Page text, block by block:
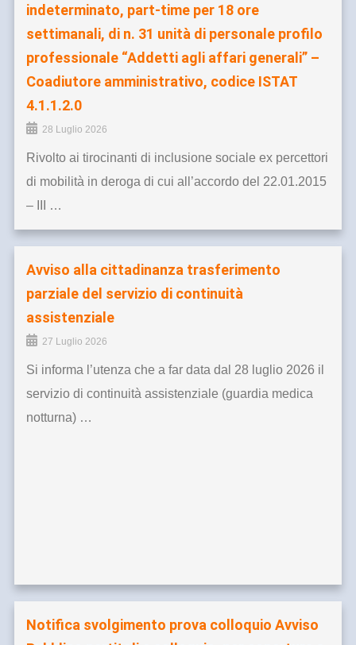
indeterminato, part-time per 18 ore
settimanali, di n. 31 unità di personale profilo
professionale “Addetti agli affari generali” –
Coadiutore amministrativo, codice ISTAT
4.1.1.2.0
28 Luglio 2026
Rivolto ai tirocinanti di inclusione sociale ex percettori
di mobilità in deroga di cui all’accordo del 22.01.2015
– III …
Avviso alla cittadinanza trasferimento
parziale del servizio di continuità
assistenziale
27 Luglio 2026
Si informa l’utenza che a far data dal 28 luglio 2026 il
servizio di continuità assistenziale (guardia medica
notturna) …
Notifica svolgimento prova colloquio Avviso